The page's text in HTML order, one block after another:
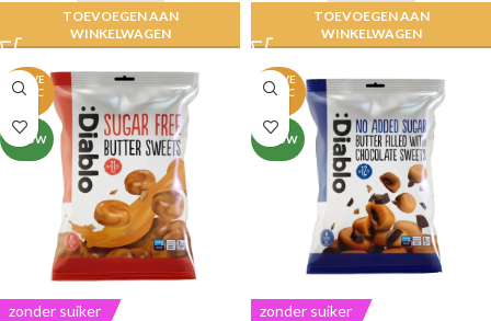
TOEVOEGEN AAN
WINKELWAGEN
TOEVOEGEN AAN
WINKELWAGEN
UITVE
RKOC
NIEUW
zonder suiker
UITVE
RKOC
NIEUW
zonder suiker